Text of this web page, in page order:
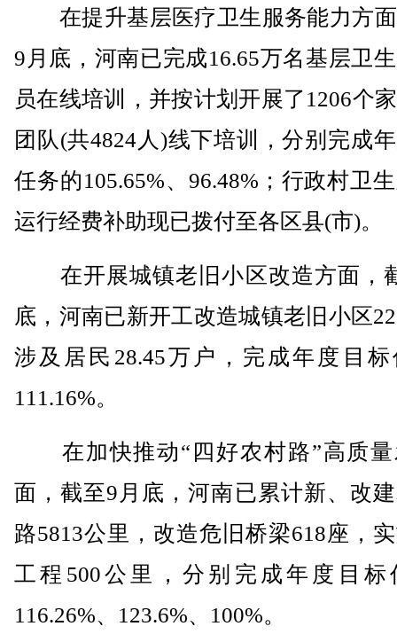
在提升基层医疗卫生服务能力方
9月底，河南已完成16.65万名基层卫
员在线培训，并按计划开展了1206个
团队(共4824人)线下培训，分别完成
任务的105.65%、96.48%；行政村卫
运行经费补助现已拨付至各区县(市)。
在开展城镇老旧小区改造方面，
底，河南已新开工改造城镇老旧小区
涉及居民28.45万户，完成年度目
111.16%。
在加快推动“四好农村路”高质量
面，截至9月底，河南已累计新、改
路5813公里，改造危旧桥梁618座，
工程500公里，分别完成年度目标
116.26%、123.6%、100%。